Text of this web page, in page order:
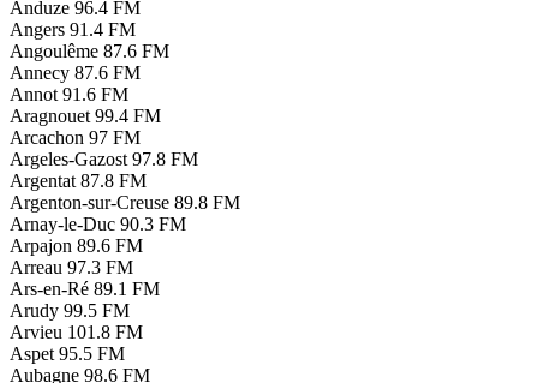
Anduze 96.4 FM
Angers 91.4 FM
Angoulême 87.6 FM
Annecy 87.6 FM
Annot 91.6 FM
Aragnouet 99.4 FM
Arcachon 97 FM
Argeles-Gazost 97.8 FM
Argentat 87.8 FM
Argenton-sur-Creuse 89.8 FM
Arnay-le-Duc 90.3 FM
Arpajon 89.6 FM
Arreau 97.3 FM
Ars-en-Ré 89.1 FM
Arudy 99.5 FM
Arvieu 101.8 FM
Aspet 95.5 FM
Aubagne 98.6 FM